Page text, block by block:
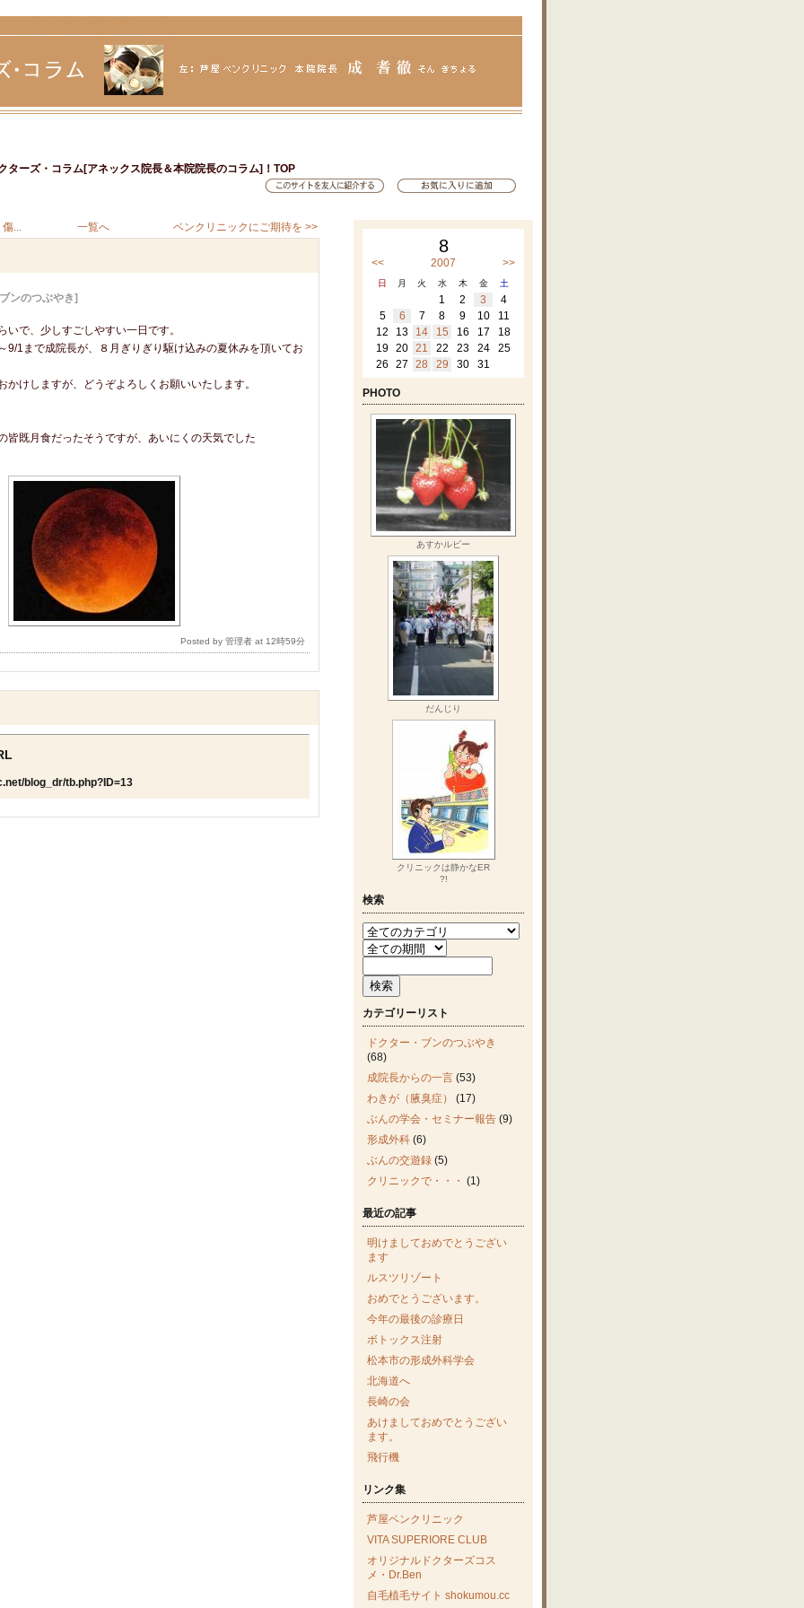
ターズ・コラム[アネックス院長＆本院院長のコラム]！TOP
... 一覧へ ベンクリニックにご期待を >>
ンのつぶやき]
で、少しすごしやすい一日です。
9/1まで成院長が、８月ぎりぎり駆け込みの夏休みを頂いてお
かけしますが、どうぞよろしくお願いいたします。
既月食だったそうですが、あいにくの天気でした
Posted by 管理者 at 12時59分
blog_dr/tb.php?ID=13
8
<< 2007 >>
日 月 火 水 木 金 土
1 2 3
4
5
6 7 8 9 10
11
12
13 14 15 16 17
18
19 20 21 22 23 24
25
26
27 28 29 30 31
PHOTO
あすかルビー
だんじり
クリニックは静かなER
?!
検索
カテゴリーリスト
ドクター・ブンのつぶやき
(68)
成院長からの一言 (53)
わきが（腋臭症）
(17)
ぶんの学会・セミナー報告 (9)
形成外科 (6)
ぶんの交遊録 (5)
クリニックで・・・ (1)
最近の記事
明けましておめでとうござい
ます
ルスツリゾート
おめでとうございます。
今年の最後の診療日
ボトックス注射
松本市の形成外科学会
北海道へ
長崎の会
あけましておめでとうござい
ます。
飛行機
リンク集
芦屋ベンクリニック
VITA SUPERIORE CLUB
オリジナルドクターズコス
メ・Dr.Ben
自毛植毛サイト shokumou.cc